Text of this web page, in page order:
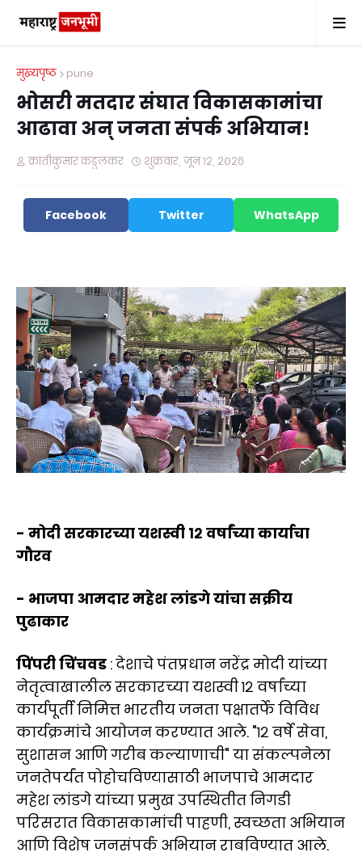
मुख्यपृष्ठ pune
भोसरी मतदार संघात विकासकामांचा
आढावा अन्‌ जनता संपर्क अभियान!
क्रांतीकुमार कडुलकर शुक्रवार, जून १२, २०२६
Facebook Twitter WhatsApp
- मोदी सरकारच्या यशस्वी १२ वर्षांच्या कार्याचा
गौरव
- भाजपा आमदार महेश लांडगे यांचा सक्रीय
पुढाकार
पिंपरी चिंचवड : देशाचे पंतप्रधान नरेंद्र मोदी यांच्या
नेतृत्वाखालील सरकारच्या यशस्वी १२ वर्षांच्या
कार्यपूर्ती निमित्त भारतीय जनता पक्षातर्फे विविध
कार्यक्रमांचे आयोजन करण्यात आले. "१२ वर्षे सेवा,
सुशासन आणि गरीब कल्याणाची" या संकल्पनेला
जनतेपर्यंत पोहोचविण्यासाठी भाजपाचे आमदार
महेश लांडगे यांच्या प्रमुख उपस्थितीत निगडी
परिसरात विकासकामांची पाहणी, स्वच्छता अभियान
आणि विशेष जनसंपर्क अभियान राबविण्यात आले.